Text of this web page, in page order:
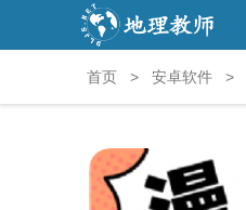
首页 > 安卓软件 >